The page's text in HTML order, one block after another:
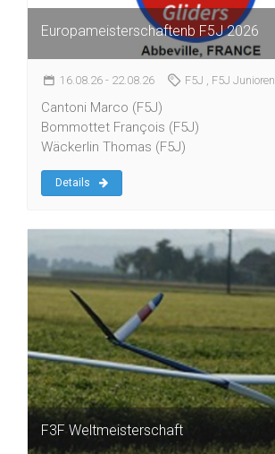
Europameisterschaftenb F5J 2026
16.08.26 - 22.08.26 F5J , F5J Junioren
Cantoni Marco (F5J)
Bommottet François (F5J)
Wäckerlin Thomas (F5J)
Details
F3F Weltmeisterschaft